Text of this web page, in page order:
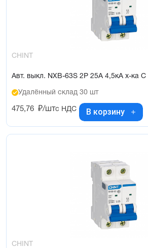
CHINT
Авт. выкл. NXB-63S 2P 25А 4,5кА х-ка C
Удалённый склад 30 шт
475,76 ₽/штс НДС В корзину
CHINT